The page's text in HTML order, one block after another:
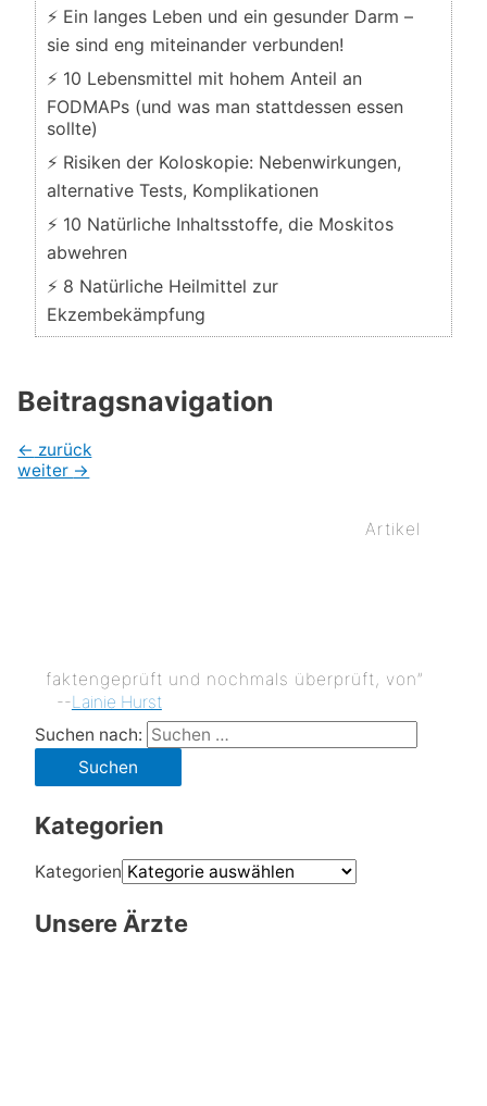
⚡ Ein langes Leben und ein gesunder Darm –
sie sind eng miteinander verbunden!
⚡ 10 Lebensmittel mit hohem Anteil an
FODMAPs (und was man stattdessen essen
sollte)
⚡ Risiken der Koloskopie: Nebenwirkungen,
alternative Tests, Komplikationen
⚡ 10 Natürliche Inhaltsstoffe, die Moskitos
abwehren
⚡ 8 Natürliche Heilmittel zur
Ekzembekämpfung
Beitragsnavigation
← zurück
weiter →
Artikel
faktengeprüft und nochmals überprüft, von”
--Lainie Hurst
Suchen nach:
Kategorien
Kategorien
Unsere Ärzte